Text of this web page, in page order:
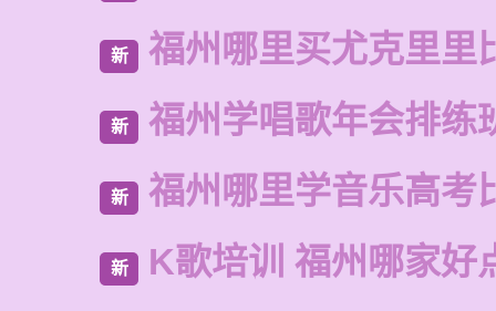
新 福州哪里买尤克里里
新 福州学唱歌年会排练
新 福州哪里学音乐高考
新 K歌培训 福州哪家好